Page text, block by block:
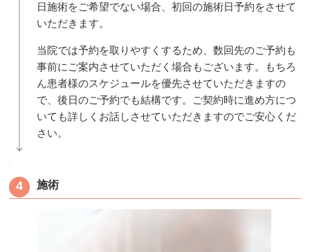
日施術をご希望でない場合、初回の施術日予約をさせて
いただきます。
当院では予約を取りやすくするため、数回先のご予約も
事前にご案内させていただく場合もございます。もちろ
ん患者様のスケジュールを優先させていただきますの
で、後日のご予約でも結構です。ご契約時に進め方につ
いても詳しくお話しさせていただきますのでご安心くだ
さい。
施術